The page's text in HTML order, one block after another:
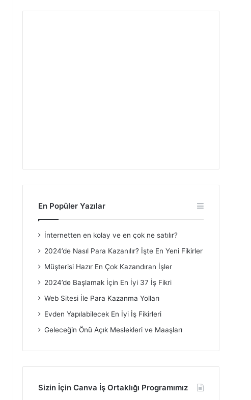
En Popüler Yazılar
İnternetten en kolay ve en çok ne satılır?
2024’de Nasıl Para Kazanılır? İşte En Yeni Fikirler
Müşterisi Hazır En Çok Kazandıran İşler
2024’de Başlamak İçin En İyi 37 İş Fikri
Web Sitesi İle Para Kazanma Yolları
Evden Yapılabilecek En İyi İş Fikirleri
Geleceğin Önü Açık Meslekleri ve Maaşları
Sizin İçin Canva İş Ortaklığı Programımız